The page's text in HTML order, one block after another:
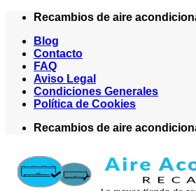
Saltar
contenido
Recambios de aire
Blog
Contacto
FAQ
Aviso Legal
Condiciones Generales
Política de Cookies
Recambios de aire